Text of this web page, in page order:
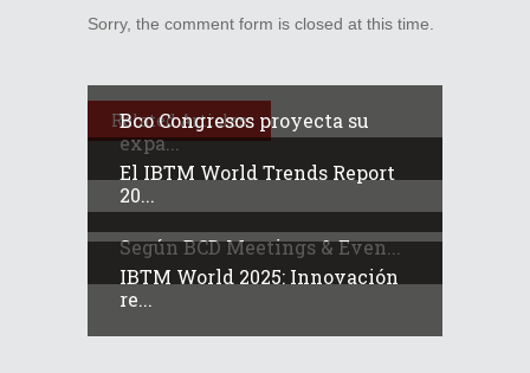
Sorry, the comment form is closed at this time.
Related Articles
Bco Congresos proyecta su
expa...
El IBTM World Trends Report
20...
Según BCD Meetings & Even...
IBTM World 2025: Innovación
re...